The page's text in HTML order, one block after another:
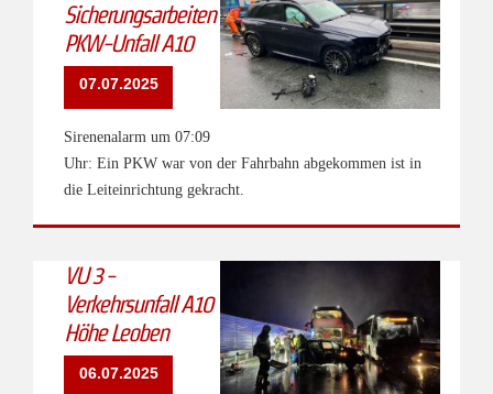
Sicherungsarbeiten
PKW-Unfall A10
07.07.2025
Sirenenalarm um 07:09
Uhr: Ein PKW war von der Fahrbahn abgekommen ist in
die Leiteinrichtung gekracht.
VU 3 -
Verkehrsunfall A10
Höhe Leoben
06.07.2025